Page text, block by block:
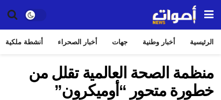
الرئيسية أخبار وطنية جهات أخبار الصحراء أنشطة ملكية
منظمة الصحة العالمية تقلل من
خطورة متحور “أوميكرون”